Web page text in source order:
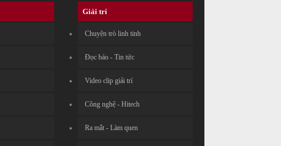
Giải trí
Chuyện trò linh tinh
Đọc báo - Tin tức
Video clip giải trí
Công nghệ - Hitech
Ra mắt - Làm quen